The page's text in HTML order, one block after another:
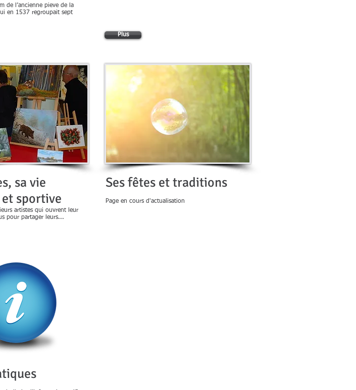
de l’ancienne pieve de la
en 1537 regroupait sept
Plus
sa vie
sportive
artistes qui ouvrent leur
pour partager leurs...
Ses fêtes et traditions
Page en cours d'actualisation